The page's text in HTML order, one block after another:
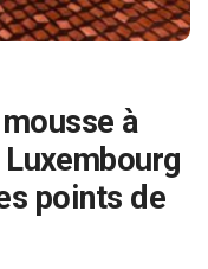
à
points de